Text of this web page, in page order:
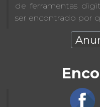
de ferramentas
ser encontrado por